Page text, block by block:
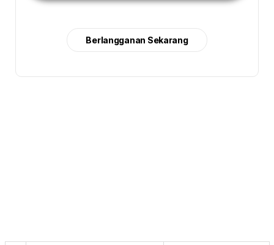
Berlangganan Sekarang